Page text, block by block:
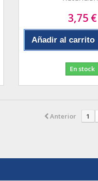
3,75 €
Añadir al carrito
En stock
Anterior 1